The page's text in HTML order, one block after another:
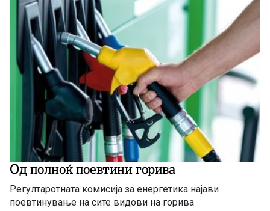
Од полноќ поевтини горива
Регултаротната комисија за енергетика најави
поевтинување на сите видови на горива